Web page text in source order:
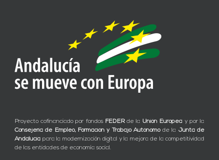
Proyecto cofinanciado por fondos FEDERde la Unión Europea y por la
Consejería de Empleo, Formación y Trabajo Autónomode la Junta de
Andalucía para la modernización digital y la mejora de la competitividad
de las entidades de economía social.